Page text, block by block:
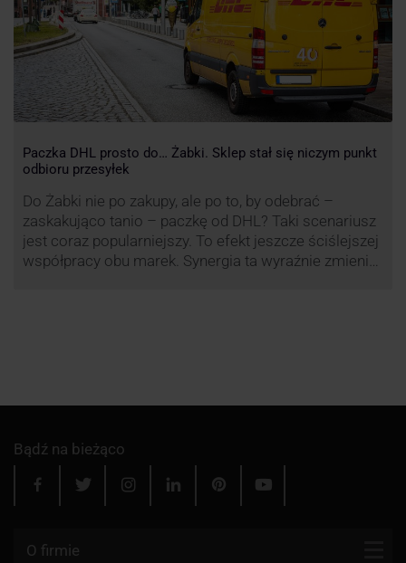
Paczka DHL prosto do… Żabki. Sklep stał się niczym punkt
odbioru przesyłek
Do Żabki nie po zakupy, ale po to, by odebrać –
zaskakująco tanio – paczkę od DHL? Taki scenariusz
jest coraz popularniejszy. To efekt jeszcze ściślejszej
współpracy obu marek. Synergia ta wyraźnie zmienia
Bądź na bieżąco
O firmie